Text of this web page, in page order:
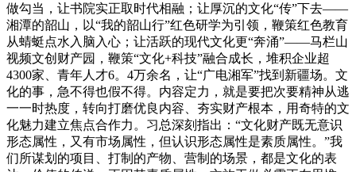
做勾当，让书院实正取时代相融；让厚沉的文化“传”下去——
湘潭的韶山，以“我的韶山行”红色研学为引领，鞭策红色教育
从蜻蜓点水入脑入心；让活跃的现代文化更“奔涌”——马栏山
视频文创财产园，鞭策“文化+科技”融合成长，堆积企业超
4300家、青年人才6。4万余名，让“广电湘军”找到新疆场。文
化的事，急不得也假不得。内容定力，就是要把次要精神从逃
一一时热度，转向打磨优良内容、夯实财产根本，用奇特的文
化魅力建立焦点合作力。习总深刻指出：“文化财产既无意识
形态属性，又有市场属性，但认识形态属性是素质属性。”我
们所谋划的项目、打制的产物、营制的场景，都是文化的表